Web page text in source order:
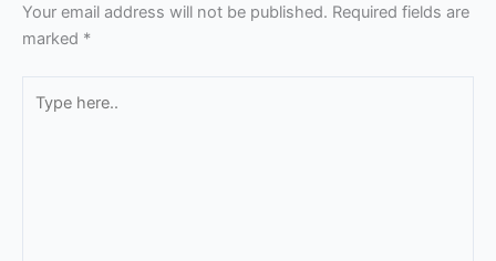
Your email address will not be published. Required fields are
marked *
here..